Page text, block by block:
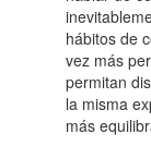
hábitos de
vez más
permitan
la misma
más